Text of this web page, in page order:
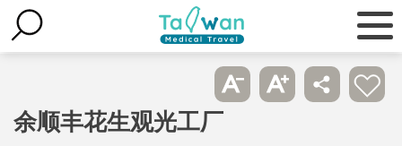
余顺丰花生观光工厂